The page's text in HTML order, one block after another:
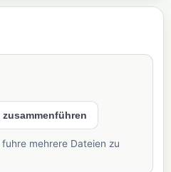
zusammenführen
mehrere Dateien zu